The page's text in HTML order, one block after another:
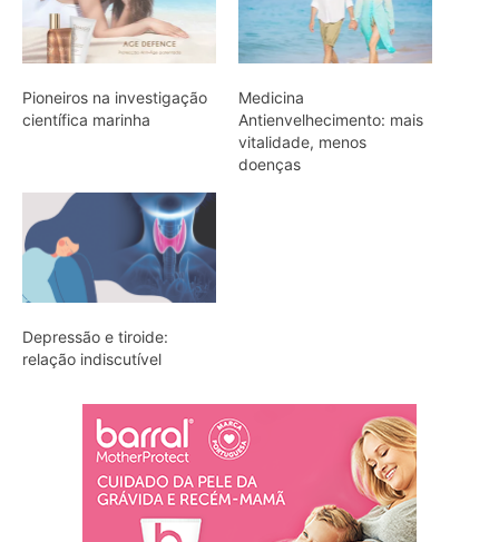
Pioneiros na investigação
científica marinha
Medicina
Antienvelhecimento: mais
vitalidade, menos
doenças
Depressão e tiroide:
relação indiscutível